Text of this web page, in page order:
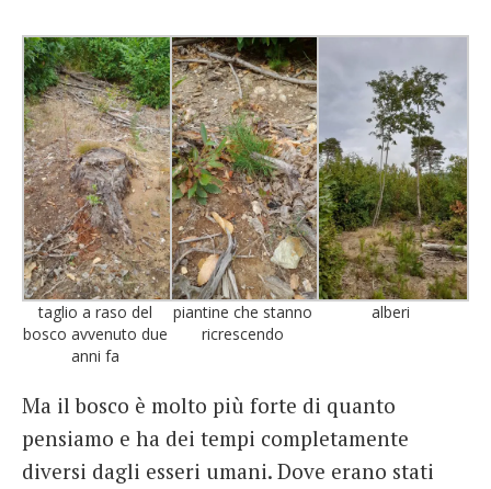
taglio a raso del
bosco avvenuto due
anni fa
piantine che stanno
ricrescendo
alberi
Ma il bosco è molto più forte di quanto
pensiamo e ha dei tempi completamente
diversi dagli esseri umani. Dove erano stati